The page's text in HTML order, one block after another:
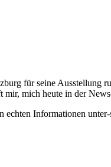
für seine
mich heute in der
echt­en Infor­ma­tio­nen unter-